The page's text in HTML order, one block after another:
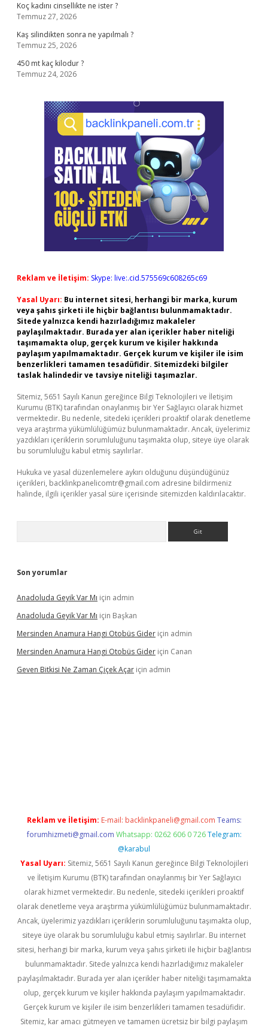
Koç kadını cinsellikte ne ister ?
Temmuz 27, 2026
Kaş silindikten sonra ne yapılmalı ?
Temmuz 25, 2026
450 mt kaç kilodur ?
Temmuz 24, 2026
Reklam ve İletişim: Skype: live:.cid.575569c608265c69
Yasal Uyarı: Bu internet sitesi, herhangi bir marka, kurum
veya şahıs şirketi ile hiçbir bağlantısı bulunmamaktadır.
Sitede yalnızca kendi hazırladığımız makaleler
paylaşılmaktadır. Burada yer alan içerikler haber niteliği
taşımamakta olup, gerçek kurum ve kişiler hakkında
paylaşım yapılmamaktadır. Gerçek kurum ve kişiler ile isim
benzerlikleri tamamen tesadüfidir. Sitemizdeki bilgiler
taslak halindedir ve tavsiye niteliği taşımazlar.
Sitemiz, 5651 Sayılı Kanun gereğince Bilgi Teknolojileri ve İletişim
Kurumu (BTK) tarafından onaylanmış bir Yer Sağlayıcı olarak hizmet
vermektedir. Bu nedenle, sitedeki içerikleri proaktif olarak denetleme
veya araştırma yükümlülüğümüz bulunmamaktadır. Ancak, üyelerimiz
yazdıkları içeriklerin sorumluluğunu taşımakta olup, siteye üye olarak
bu sorumluluğu kabul etmiş sayılırlar.
Hukuka ve yasal düzenlemelere aykırı olduğunu düşündüğünüz
içerikleri, backlinkpanelicomtr@gmail.com adresine bildirmeniz
halinde, ilgili içerikler yasal süre içerisinde sitemizden kaldırılacaktır.
Son yorumlar
Anadoluda Geyik Var Mı için admin
Anadoluda Geyik Var Mı için Başkan
Mersinden Anamura Hangi Otobüs Gider için admin
Mersinden Anamura Hangi Otobüs Gider için Canan
Geven Bitkisi Ne Zaman Çiçek Açar için admin
Reklam ve İletişim: E-mail: backlinkpaneli@gmail.com Teams:
forumhizmeti@gmail.com Whatsapp: 0262 606 0 726 Telegram:
@karabul
Yasal Uyarı: Sitemiz, 5651 Sayılı Kanun gereğince Bilgi Teknolojileri
ve İletişim Kurumu (BTK) tarafından onaylanmış bir Yer Sağlayıcı
olarak hizmet vermektedir. Bu nedenle, sitedeki içerikleri proaktif
olarak denetleme veya araştırma yükümlülüğümüz bulunmamaktadır.
Ancak, üyelerimiz yazdıkları içeriklerin sorumluluğunu taşımakta olup,
siteye üye olarak bu sorumluluğu kabul etmiş sayılırlar. Bu internet
sitesi, herhangi bir marka, kurum veya şahıs şirketi ile hiçbir bağlantısı
bulunmamaktadır. Sitede yalnızca kendi hazırladığımız makaleler
paylaşılmaktadır. Burada yer alan içerikler haber niteliği taşımamakta
olup, gerçek kurum ve kişiler hakkında paylaşım yapılmamaktadır.
Gerçek kurum ve kişiler ile isim benzerlikleri tamamen tesadüfidir.
Sitemiz, kar amacı gütmeyen ve tamamen ücretsiz bir bilgi paylaşım